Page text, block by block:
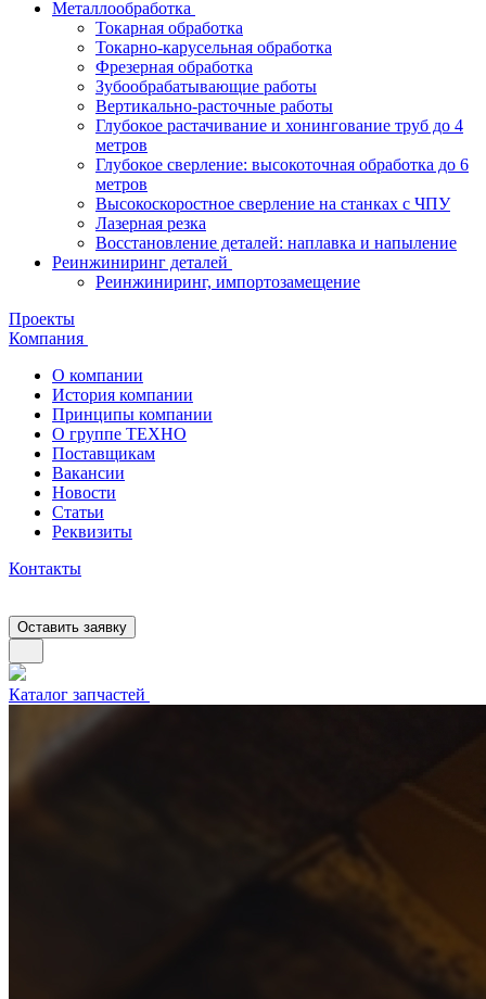
Металлообработка
Токарная обработка
Токарно-карусельная обработка
Фрезерная обработка
Зубообрабатывающие работы
Вертикально-расточные работы
Глубокое растачивание и хонингование труб до 4
метров
Глубокое сверление: высокоточная обработка до 6
метров
Высокоскоростное сверление на станках с ЧПУ
Лазерная резка
Восстановление деталей: наплавка и напыление
Реинжиниринг деталей
Реинжиниринг, импортозамещение
Проекты
Компания
О компании
История компании
Принципы компании
О группе ТЕХНО
Поставщикам
Вакансии
Новости
Статьи
Реквизиты
Контакты
Оставить заявку
Каталог запчастей